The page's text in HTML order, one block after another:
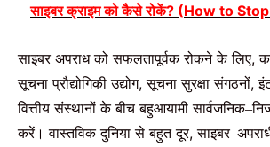
साइबर क्राइम को कैसे रोकें? (How to
साइबर अपराध को सफलतापूर्वक रोकने के लिए,
सूचना प्रौद्योगिकी उद्योग,सूचना सुरक्षा संगठनों,
वित्तीय संस्थानों के बीच बहुआयामी सार्वजनिक–
करें। वास्तविक दुनिया से बहुत दूर,साइबर–